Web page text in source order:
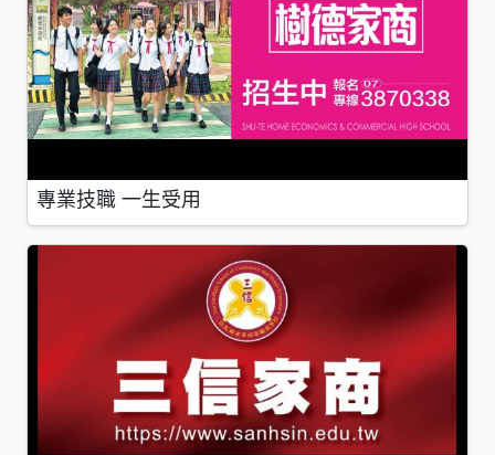
專業技職 一生受用